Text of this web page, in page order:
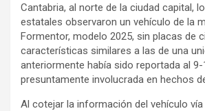
Cantabria, al norte de la ciudad capital,
estatales observaron un vehículo de la
Formentor, modelo 2025, sin placas de
características similares a las de una
anteriormente había sido reportada al
presuntamente involucrada en hechos
Al cotejar la información del vehículo